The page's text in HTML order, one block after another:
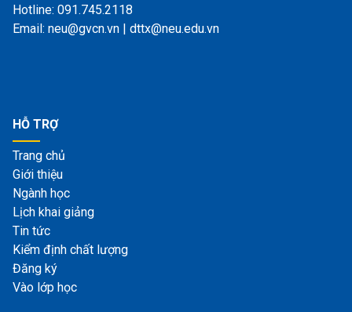
Hotline: 091.745.2118
Email: neu@gvcn.vn | dttx@neu.edu.vn
HỖ TRỢ
Trang chủ
Giới thiệu
Ngành học
Lịch khai giảng
Tin tức
Kiểm định chất lượng
Đăng ký
Vào lớp học